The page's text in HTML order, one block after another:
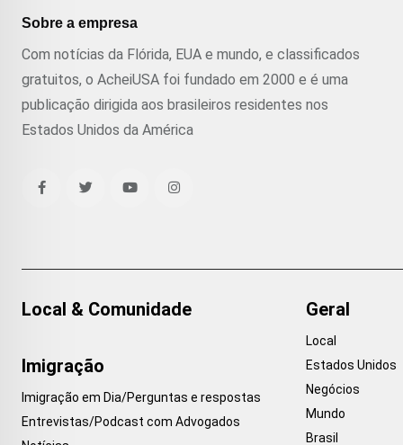
Sobre a empresa
Com notícias da Flórida, EUA e mundo, e classificados
gratuitos, o AcheiUSA foi fundado em 2000 e é uma
publicação dirigida aos brasileiros residentes nos
Estados Unidos da América
Local & Comunidade
Imigração
Imigração em Dia/Perguntas e respostas
Entrevistas/Podcast com Advogados
Geral
Local
Estados Unidos
Negócios
Mundo
Brasil